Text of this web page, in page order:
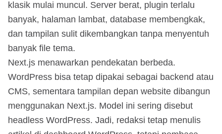
klasik mulai muncul. Server berat, plugin terlalu
banyak, halaman lambat, database membengkak,
dan tampilan sulit dikembangkan tanpa menyentuh
banyak file tema.
Next.js menawarkan pendekatan berbeda.
WordPress bisa tetap dipakai sebagai backend atau
CMS, sementara tampilan depan website dibangun
menggunakan Next.js. Model ini sering disebut
headless WordPress. Jadi, redaksi tetap menulis